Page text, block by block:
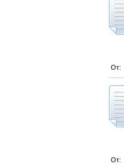
От:
От: